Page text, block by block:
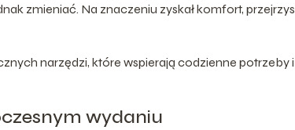
zmieniać. Na znaczeniu zyskał komfort,
narzędzi, które wspierają codzienne potrzeby i
wydaniu